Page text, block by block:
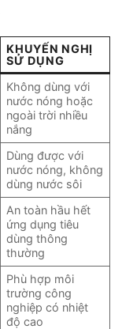
KHUYẾN NGHỊ
SỬ DỤNG
Không dùng với
nước nóng hoặc
ngoài trời nhiều
nắng
Dùng được với
nước nóng, không
dùng nước sôi
An toàn hầu hết
ứng dụng tiêu
dùng thông
thường
Phù hợp môi
trường công
nghiệp có nhiệt
độ cao